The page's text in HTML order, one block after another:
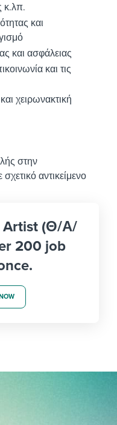
κ.λπ.
και
και ασφάλειας
και τις
χειρωνακτική
στην
αντικείμενο
Artist (Θ/Α/
200 job